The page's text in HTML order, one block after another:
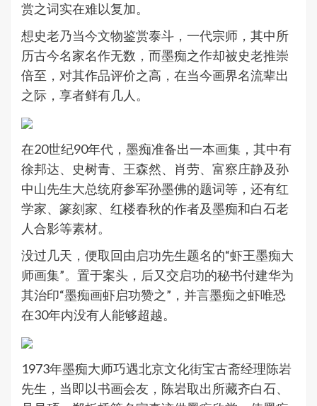
赏之词实在难以复加。
想史老乃当今文物鉴赏泰斗，一代宗师，其中所
历古今名家名作无数，而墨痴之作却被史老推崇
倍至，对其作品评价之高，在当今画界名流辈出
之际，享者鲜有几人。
在20世纪90年代，墨痴准备出一本画集，其中有
徐邦达、史树青、王森然、肖劳、富察庄静及孙
中山先生大总统府参军孙墨佛的题词等，还有红
学家、篆刻家、红楼春秋的作者及墨痴和白石老
人合影等素材。
没过几天，便取回由启功先生题名的“虾王墨痴大
师画集”。置于案头，后又交启功的秘书付建华为
其治印“墨痴画虾启功赞之”，并言墨痴之虾唯恐
在30年内没有人能够超越。
1973年墨痴大师巧遇北京文化街宝古斋经理陈岩
先生，当即以书画会友，陈岩取出所藏齐白石、